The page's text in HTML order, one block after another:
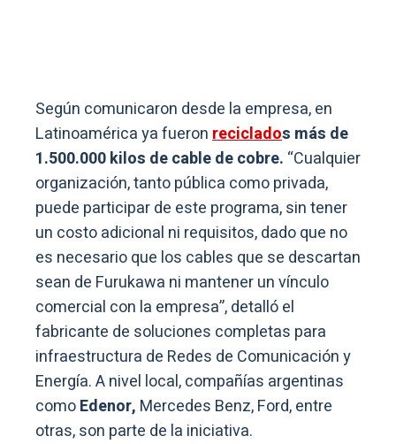
Según comunicaron desde la empresa, en
Latinoamérica ya fueronreciclados más de
1.500.000 kilos de cable de cobre. “Cualquier
organización, tanto pública como privada,
puede participar de este programa, sin tener
un costo adicional ni requisitos, dado que no
es necesario que los cables que se descartan
sean de Furukawa ni mantener un vínculo
comercial con la empresa”, detalló el
fabricante de soluciones completas para
infraestructura de Redes de Comunicación y
Energía. A nivel local, compañías argentinas
comoEdenor, Mercedes Benz, Ford, entre
otras, son parte de la iniciativa.